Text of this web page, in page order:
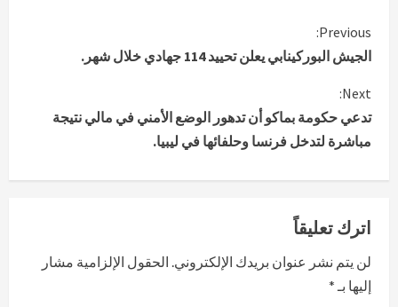
C
n
t
i
n
u
e
Previous:
الجيش البوركينابي يعلن تحييد 114 جهادي خلال شهر.
Next:
تدعي حكومة بماكو أن تدهور الوضع الأمني في مالي نتيجة
مباشرة لتدخل فرنسا وحلفائها في ليبيا.
اترك تعليقاً
لن يتم نشر عنوان بريدك الإلكتروني. الحقول الإلزامية مشار
إليها بـ *